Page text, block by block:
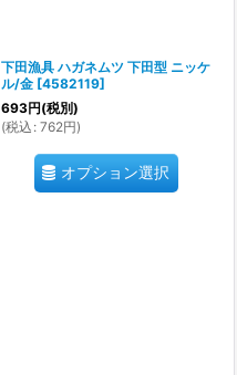
下田漁具 ハガネムツ 下田型 ニッケ
ル/金 [4582119]
693円(税別)
(税込 : 762円)
オプション選択